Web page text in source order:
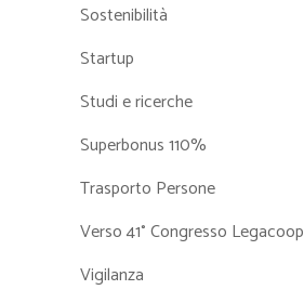
Sostenibilità
Startup
Studi e ricerche
Superbonus 110%
Trasporto Persone
Verso 41° Congresso Legacoop
Vigilanza